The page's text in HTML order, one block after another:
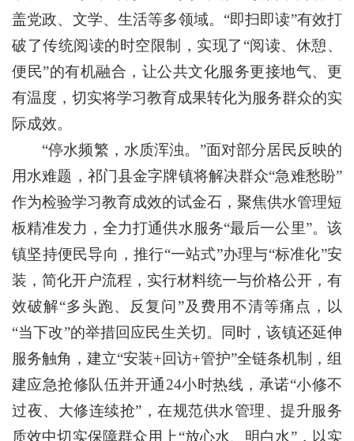
盖党政、文学、生活等多领域。“即扫即读”有效打
破了传统阅读的时空限制，实现了“阅读、休憩、
便民”的有机融合，让公共文化服务更接地气、更
有温度，切实将学习教育成果转化为服务群众的实
际成效。
“停水频繁，水质浑浊。”面对部分居民反映的
用水难题，祁门县金字牌镇将解决群众“急难愁盼”
作为检验学习教育成效的试金石，聚焦供水管理短
板精准发力，全力打通供水服务“最后一公里”。该
镇坚持便民导向，推行“一站式”办理与“标准化”安
装，简化开户流程，实行材料统一与价格公开，有
效破解“多头跑、反复问”及费用不清等痛点，以
“当下改”的举措回应民生关切。同时，该镇还延伸
服务触角，建立“安装+回访+管护”全链条机制，组
建应急抢修队伍并开通24小时热线，承诺“小修不
过夜、大修连续抢”，在规范供水管理、提升服务
质效中切实保障群众用上“放心水、明白水”，以实